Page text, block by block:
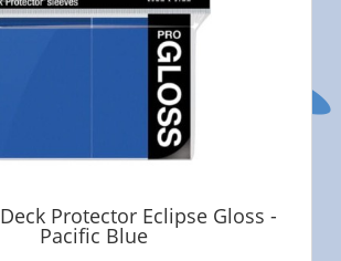
Protector Eclipse Gloss -
Pacific Blue